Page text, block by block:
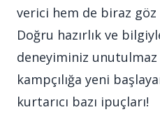
verici hem de biraz
Doğru hazırlık ve
deneyiminiz
kampçılığa yeni
kurtarıcı bazı ipuçları!